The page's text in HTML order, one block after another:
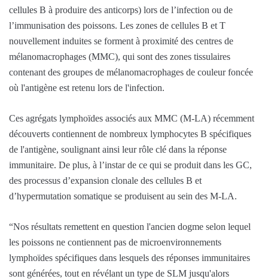
cellules B à produire des anticorps) lors de l’infection ou de
l’immunisation des poissons. Les zones de cellules B et T
nouvellement induites se forment à proximité des centres de
mélanomacrophages (MMC), qui sont des zones tissulaires
contenant des groupes de mélanomacrophages de couleur foncée
où l'antigène est retenu lors de l'infection.
Ces agrégats lymphoïdes associés aux MMC (M-LA) récemment
découverts contiennent de nombreux lymphocytes B spécifiques
de l'antigène, soulignant ainsi leur rôle clé dans la réponse
immunitaire. De plus, à l’instar de ce qui se produit dans les GC,
des processus d’expansion clonale des cellules B et
d’hypermutation somatique se produisent au sein des M-LA.
“Nos résultats remettent en question l'ancien dogme selon lequel
les poissons ne contiennent pas de microenvironnements
lymphoïdes spécifiques dans lesquels des réponses immunitaires
sont générées, tout en révélant un type de SLM jusqu'alors